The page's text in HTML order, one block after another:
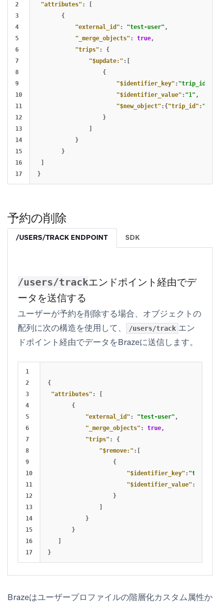
2
3
4
5
6
7
8
9
10
11
12
13
14
15
16
"attributes" :
{
"external_id" : "test-user" ,
"_merge_objects" : true,
"trips" :
{
"$update:" :[
{
"$identifier_key" : "trip_id"
"$identifier_value" : "1" ,
"$new_object" :{ "trip_id" : "1"
}
}
}
}
予約の削除
/USERS/TRACK ENDPOINT SDK
/users/trackエンドポイント経由でデ
ータを送信する
ユーザーが予約を削除する場合、オブジェクトの
配列に次の構造を使用して、
/users/track エン
ドポイント経由でデータをBrazeに送信します。
1
2
3
4
5
6
7
8
9
10
11
12
13
14
15
16
{
"attributes" :
{
"external_id" : "test-user" ,
"_merge_objects" : true,
"trips" :
{
"$remove:" :[
{
"$identifier_key" : "trip_id"
"$identifier_value" :
}
}
}
}
Brazeはユーザープロファイルの階層化カスタム属性か